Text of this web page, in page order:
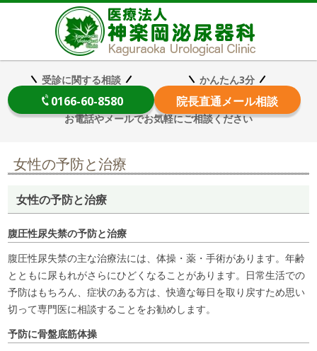
受診に関する相談
0166-60-8580
かんたん3分
院長直通メール相談
お電話やメールでお気軽にご相談ください
女性の予防と治療
女性の予防と治療
腹圧性尿失禁の予防と治療
腹圧性尿失禁の主な治療法には、体操・薬・手術があります。年齢
とともに尿もれがさらにひどくなることがあります。日常生活での
予防はもちろん、症状のある方は、快適な毎日を取り戻すため思い
切って専門医に相談することをお勧めします。
予防に骨盤底筋体操